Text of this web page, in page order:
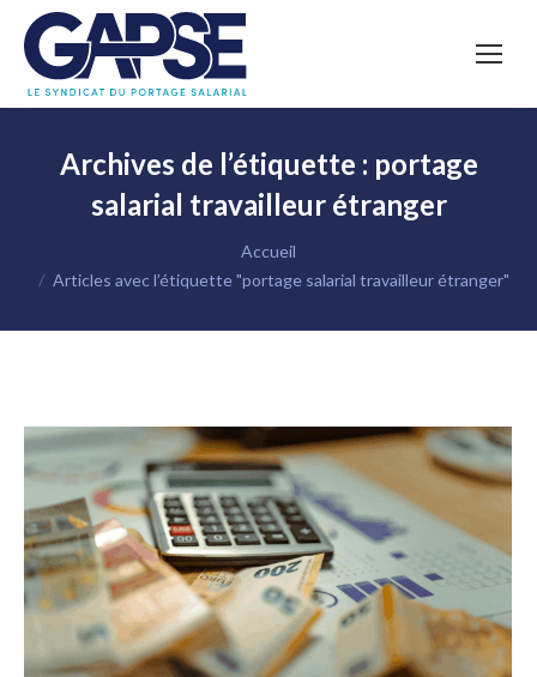
Archives de l’étiquette : portage
salarial travailleur étranger
Accueil
Articles avec l’étiquette "portage salarial travailleur étranger"